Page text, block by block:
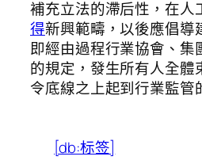
補充立法的滯后性，在人
得新興範疇，以後應倡導
即經由過程行業協會、集
的規定，發生所有人全體
令底線之上起到行業監管
[db:标签]